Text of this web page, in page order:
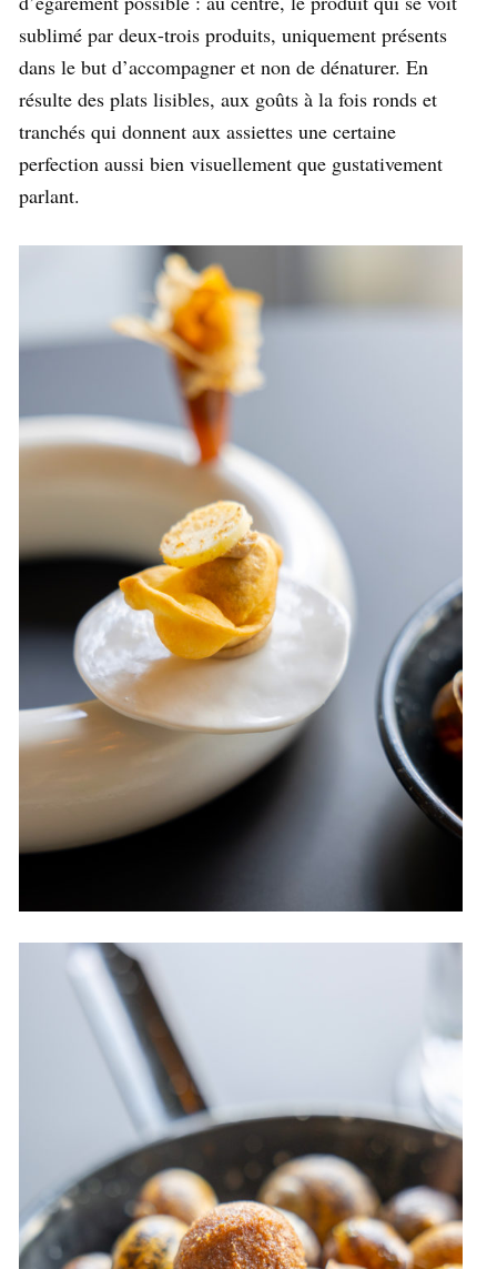
sublimé par deux-trois produits, uniquement présents
dans le but d’accompagner et non de dénaturer. En
résulte des plats lisibles, aux goûts à la fois ronds et
tranchés qui donnent aux assiettes une certaine
perfection aussi bien visuellement que gustativement
parlant.